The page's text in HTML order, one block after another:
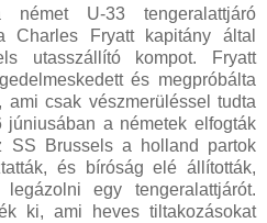
U-33 tengeralattjáró
Charles Fryatt kapitány által
utasszállító kompot. Fryatt
és megpróbálta
ami csak vészmerüléssel tudta
a németek elfogták
SS Brussels a holland partok
és bíróság elé állították,
egy tengeralattjárót.
ki, ami heves tiltakozásokat